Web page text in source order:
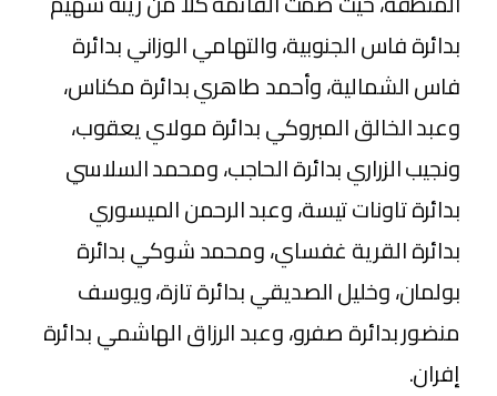
بدائرة فاس الجنوبية، والتهامي الوزاني بدائرة
فاس الشمالية، وأحمد طاهري بدائرة مكناس،
وعبد الخالق المبروكي بدائرة مولاي يعقوب،
ونجيب الزراري بدائرة الحاجب، ومحمد السلاسي
بدائرة تاونات تيسة، وعبد الرحمن الميسوري
بدائرة القرية غفساي، ومحمد شوكي بدائرة
بولمان، وخليل الصديقي بدائرة تازة، ويوسف
منضور بدائرة صفرو، وعبد الرزاق الهاشمي بدائرة
إفران.